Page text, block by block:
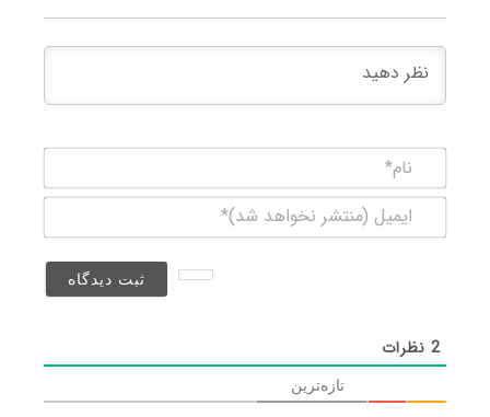
(منتشر
2نظرات
تازه‌ترین